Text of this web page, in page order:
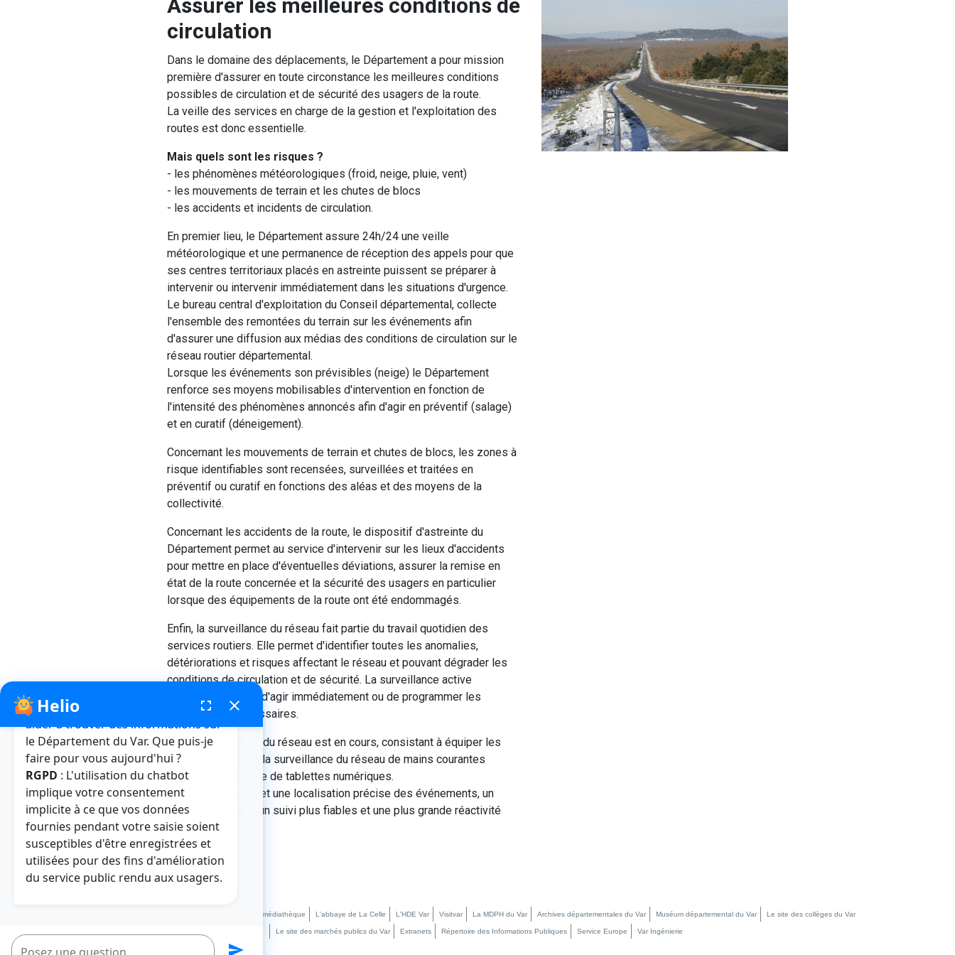
Assurer les meilleures conditions de
circulation
Dans le domaine des déplacements, le Département a pour mission
première d'assurer en toute circonstance les meilleures conditions
possibles de circulation et de sécurité des usagers de la route.
La veille des services en charge de la gestion et l'exploitation des
routes est donc essentielle.
Mais quels sont les risques ?
- les phénomènes météorologiques (froid, neige, pluie, vent)
- les mouvements de terrain et les chutes de blocs
- les accidents et incidents de circulation.
En premier lieu, le Département assure 24h/24 une veille
météorologique et une permanence de réception des appels pour que
ses centres territoriaux placés en astreinte puissent se préparer à
intervenir ou intervenir immédiatement dans les situations d'urgence.
Le bureau central d'exploitation du Conseil départemental, collecte
l'ensemble des remontées du terrain sur les événements afin
d'assurer une diffusion aux médias des conditions de circulation sur le
réseau routier départemental.
Lorsque les événements son prévisibles (neige) le Département
renforce ses moyens mobilisables d'intervention en fonction de
l'intensité des phénomènes annoncés afin d'agir en préventif (salage)
et en curatif (déneigement).
Concernant les mouvements de terrain et chutes de blocs, les zones à
risque identifiables sont recensées, surveillées et traitées en
préventif ou curatif en fonctions des aléas et des moyens de la
collectivité.
Concernant les accidents de la route, le dispositif d'astreinte du
Département permet au service d'intervenir sur les lieux d'accidents
pour mettre en place d'éventuelles déviations, assurer la remise en
état de la route concernée et la sécurité des usagers en particulier
lorsque des équipements de la route ont été endommagés.
Enfin, la surveillance du réseau fait partie du travail quotidien des
services routiers. Elle permet d'identifier toutes les anomalies,
détériorations et risques affectant le réseau et pouvant dégrader les
conditions de circulation et de sécurité. La surveillance active
périodique permet d'agir immédiatement ou de programmer les
interventions nécessaires.
Une modernisation du réseau est en cours, consistant à équiper les
agents chargés de la surveillance du réseau de mains courantes
embarquées à l'aide de tablettes numériques.
Ce dispositif permet une localisation précise des événements, un
enregistrement et un suivi plus fiables et une plus grande réactivité
des services.
La médiathèque L'abbaye de La Celle L'HDE Var Visitvar La MDPH du Var Archives départementales du Var Muséum départemental du Var Le site des collèges du Var
Le site des marchés publics du Var Extranets Répertoire des Informations Publiques Service Europe Var Ingénierie
Helio fenêtre de chatbot
fullscreen close
Bonjour, je suis Helio. Je peux vous
aider à trouver des informations sur
le Département du Var. Que puis-je
faire pour vous aujourd'hui ?
RGPD : L'utilisation du chatbot
implique votre consentement
implicite à ce que vos données
fournies pendant votre saisie soient
susceptibles d'être enregistrées et
utilisées pour des fins d'amélioration
du service public rendu aux usagers.
Poser une question send